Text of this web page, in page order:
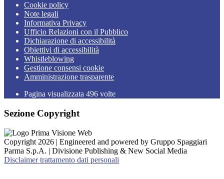
Cookie policy
Note legali
Informativa Privacy
Ufficio Relazioni con il Pubblico
Dichiarazione di accessibilità
Obiettivi di accessibilità
Whistleblowing
Gestione consensi cookie
Amministrazione trasparente
Pagina visualizzata 496 volte
Sezione Copyright
Copyright 2026 | Engineered and powered by Gruppo Spaggiari
Parma S.p.A. | Divisione Publishing & New Social Media
Disclaimer trattamento dati personali